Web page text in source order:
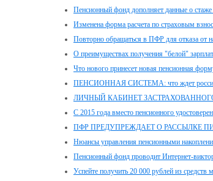
Пенсионный фонд дополняет данные о
Изменена форма расчета по страховым
Повторно обращаться в ПФР для отказа от
О преимуществах получения "белой"
Что нового принесет новая пенсионная
ПЕНСИОННАЯ СИСТЕМА: что ждет
ЛИЧНЫЙ КАБИНЕТ
С 2015 года вместо пенсионного
ПФР ПРЕДУПРЕЖДАЕТ О РАССЫЛКЕ
Нюансы управления пенсионными
Пенсионный фонд проводит Интернет-
Успейте получить 20 000 рублей из средств